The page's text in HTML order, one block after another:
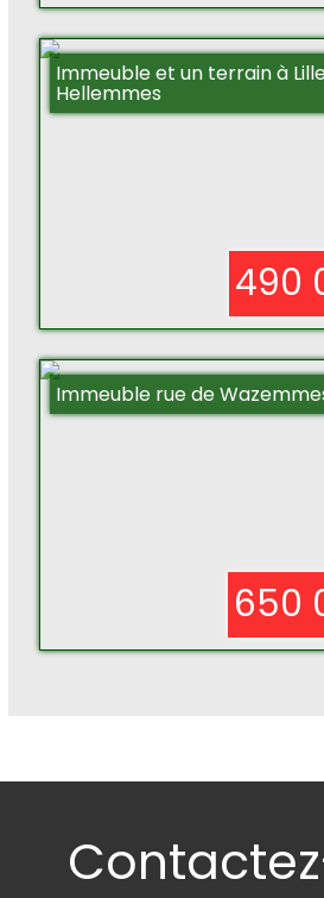
Immeuble et un terrain à
Hellemmes
490
Immeuble rue de
650